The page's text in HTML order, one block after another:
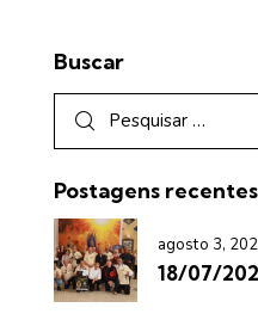
Buscar
Postagens recentes
agosto 3,
18/07/